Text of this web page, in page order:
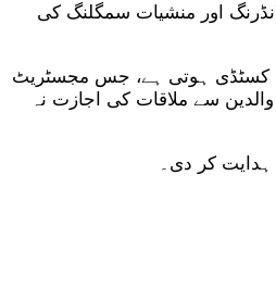
اور منشیات سمگلنگ کی
ہے تو جیل کسٹڈی ہوتی ہے، جس مجسٹریٹ
سے ملاقات کی اجازت نہ